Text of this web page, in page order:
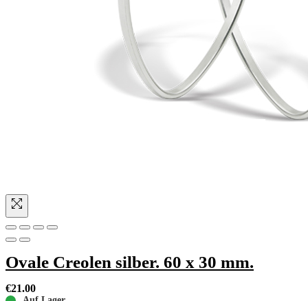
Ovale Creolen silber. 60 x 30 mm.
€21.00